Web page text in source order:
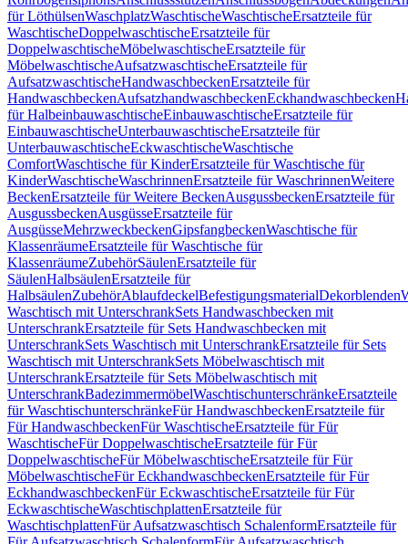
für LöthülsenWaschplatzWaschtischeWaschtischeErsatzteile für
WaschtischeDoppelwaschtischeErsatzteile für
DoppelwaschtischeMöbelwaschtischeErsatzteile für
MöbelwaschtischeAufsatzwaschtischeErsatzteile für
AufsatzwaschtischeHandwaschbeckenErsatzteile für
HandwaschbeckenAufsatzhandwaschbeckenEckhandwaschbecken
für HalbeinbauwaschtischeEinbauwaschtischeErsatzteile für
EinbauwaschtischeUnterbauwaschtischeErsatzteile für
UnterbauwaschtischeEckwaschtischeWaschtische
ComfortWaschtische für KinderErsatzteile für Waschtische für
KinderWaschtischeWaschrinnenErsatzteile für WaschrinnenWeitere
BeckenErsatzteile für Weitere BeckenAusgussbeckenErsatzteile für
AusgussbeckenAusgüsseErsatzteile für
AusgüsseMehrzweckbeckenGipsfangbeckenWaschtische für
KlassenräumeErsatzteile für Waschtische für
KlassenräumeZubehörSäulenErsatzteile für
SäulenHalbsäulenErsatzteile für
HalbsäulenZubehörAblaufdeckelBefestigungsmaterialDekorblenden
Waschtisch mit UnterschrankSets Handwaschbecken mit
UnterschrankErsatzteile für Sets Handwaschbecken mit
UnterschrankSets Waschtisch mit UnterschrankErsatzteile für Sets
Waschtisch mit UnterschrankSets Möbelwaschtisch mit
UnterschrankErsatzteile für Sets Möbelwaschtisch mit
UnterschrankBadezimmermöbelWaschtischunterschränkeErsatzteile
für WaschtischunterschränkeFür HandwaschbeckenErsatzteile für
Für HandwaschbeckenFür WaschtischeErsatzteile für Für
WaschtischeFür DoppelwaschtischeErsatzteile für Für
DoppelwaschtischeFür MöbelwaschtischeErsatzteile für Für
MöbelwaschtischeFür EckhandwaschbeckenErsatzteile für Für
EckhandwaschbeckenFür EckwaschtischeErsatzteile für Für
EckwaschtischeWaschtischplattenErsatzteile für
WaschtischplattenFür Aufsatzwaschtisch SchalenformErsatzteile für